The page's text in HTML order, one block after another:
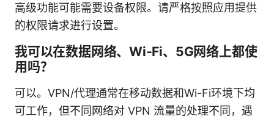
高级功能可能需要设备权限。请严格按照应用提供
的权限请求进行设置。
我可以在数据网络、Wi-Fi、5G网络上都使
用吗？
可以。VPN/代理通常在移动数据和Wi-Fi环境下均
可工作，但不同网络对 VPN 流量的处理不同，遇